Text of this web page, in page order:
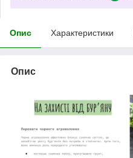
Опис Характеристики
Опис